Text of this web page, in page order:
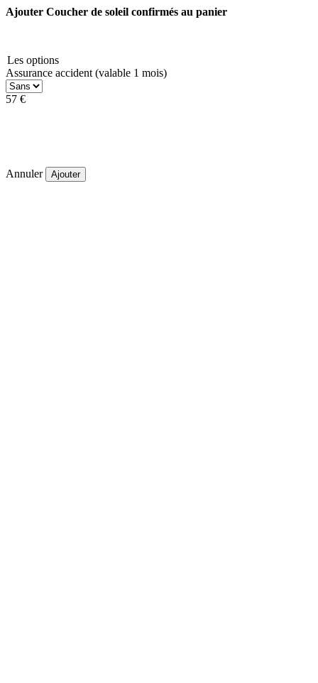
Ajouter Coucher de soleil confirmés au panier
Les options
Assurance accident (valable 1 mois)
57 €
Annuler